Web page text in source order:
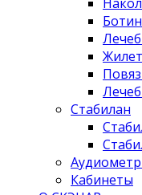
Жилет
Стабилан
Кабинеты